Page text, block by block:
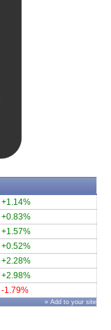
+1.14%
+0.83%
+1.57%
+0.52%
+2.28%
+2.98%
-1.79%
» Add to your site